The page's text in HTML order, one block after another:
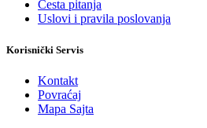
Česta pitanja
Uslovi i pravila poslovanja
Korisnički Servis
Kontakt
Povraćaj
Mapa Sajta